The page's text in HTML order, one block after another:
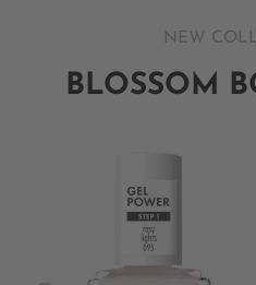
NEW
BLOSSOM